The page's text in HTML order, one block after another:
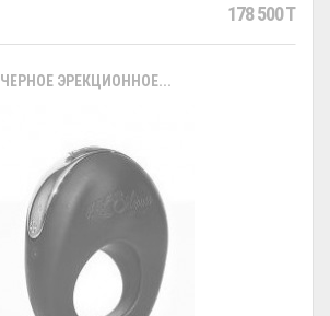
178 500 T
ЧЕРНОЕ ЭРЕКЦИОННОЕ...